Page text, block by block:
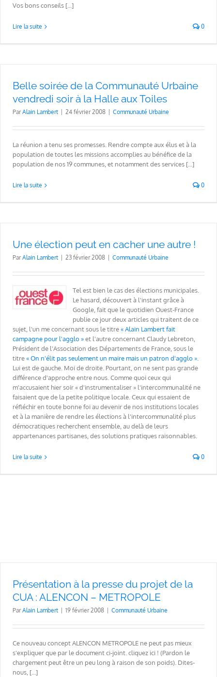
Vos bons conseils [...]
Lire la suite 0
Belle soirée de la Communauté Urbaine
vendredi soir à la Halle aux Toiles
ParAlain Lambert 24 février 2008 Communauté Urbaine
La réunion a tenu ses promesses. Rendre compte aux élus et à la
population de toutes les missions accomplies au bénéfice de la
population de nos 19 communes, et notamment des services [...]
Lire la suite 0
Une élection peut en cacher une autre !
ParAlain Lambert 23 février 2008 Communauté Urbaine
Tel est bien le cas des élections municipales.
Le hasard, découvert à l'instant grâce à
Google, fait que le quotidien Ouest-France
publie ce jour deux articles qui traitent de ce
sujet, l'un me concernant sous le titre« Alain Lambert fait
campagne pour l'agglo »et l'autre concernant Claudy Lebreton,
Président de l'Association des Départements de France, sous le
titre« On n'élit pas seulement un maire mais un patron d'agglo ».
Lui est de gauche. Moi de droite. Pourtant, on ne sent pas grande
différence d'approche entre nous. Comme quoi ceux qui
m'accusaient hier soir « d'instrumentaliser » l'intercommunalité ne
faisaient que de la petite politique locale. Ceux qui essaient de
réfléchir en toute bonne foi au devenir de nos institutions locales
et à la manière de rendre les élections à l'intercommunalité plus
démocratiques recherchent ensemble, au delà de leurs
appartenances partisanes, des solutions pratiques raisonnables.
Lire la suite 0
Présentation à la presse du projet de la
CUA : ALENCON – METROPOLE
ParAlain Lambert 19 février 2008 Communauté Urbaine
Ce nouveau concept ALENCON METROPOLE ne peut pas mieux
s'expliquer que par le document ci-joint. cliquez ici ! (Pardon le
chargement peut être un peu long à raison de son poids). Dites-
nous, [...]